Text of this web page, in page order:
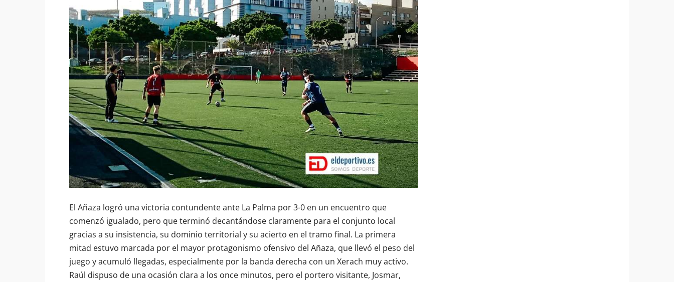
El Añaza logró una victoria contundente ante La Palma por 3-0 en un encuentro que
comenzó igualado, pero que terminó decantándose claramente para el conjunto local
gracias a su insistencia, su dominio territorial y su acierto en el tramo final. La primera
mitad estuvo marcada por el mayor protagonismo ofensivo del Añaza, que llevó el peso del
juego y acumuló llegadas, especialmente por la banda derecha con un Xerach muy activo.
Raúl dispuso de una ocasión clara a los once minutos, pero el portero visitante, Josmar,